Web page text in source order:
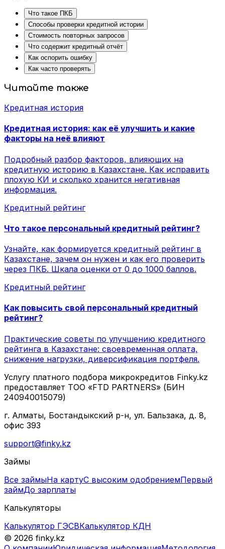
Что такое ПКБ
Способы проверки кредитной истории
Стоимость повторных запросов
Что содержит кредитный отчёт
Как оспорить ошибку
Как часто проверять
Читайте также
Кредитная история
Кредитная история: как её улучшить и какие
факторы на неё влияют
Подробный разбор факторов, влияющих на
кредитную историю в Казахстане. Как исправить
плохую КИ и сколько хранится негативная
информация.
Кредитный рейтинг
Что такое персональный кредитный рейтинг?
Узнайте, как формируется кредитный рейтинг в
Казахстане, зачем он нужен и как его проверить
через ПКБ. Шкала оценки от 0 до 1000 баллов.
Кредитный рейтинг
Как повысить свой персональный кредитный
рейтинг?
Практические советы по улучшению кредитного
рейтинга в Казахстане: своевременная оплата,
снижение нагрузки, диверсификация портфеля.
Услугу платного подбора микрокредитов Finky.kz
предоставляет ТОО «FTD PARTNERS» (БИН
240940015079)
г. Алматы, Бостандыкский р-н, ул. Бальзака, д. 8,
офис 393
support@finky.kz
Займы
Все займыНа картуС высоким одобрениемПервый
займДо зарплаты
Калькуляторы
Калькулятор ГЭСВКалькулятор КДН
© 2026 finky.kz